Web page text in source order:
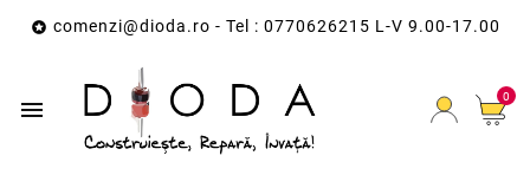
 comenzi@dioda.ro - Tel : 0770626215 L-V 9.00-17.00
 0